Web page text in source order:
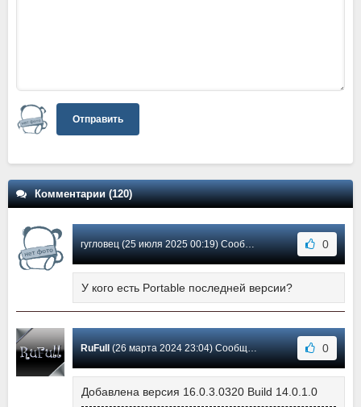
Отправить
Комментарии (120)
гугловец (25 июля 2025 00:19) Сообщение #112 0
У кого есть Portable последней версии?
RuFull (26 марта 2024 23:04) Сообщение #111 0
Добавлена версия 16.0.3.0320 Build 14.0.1.0